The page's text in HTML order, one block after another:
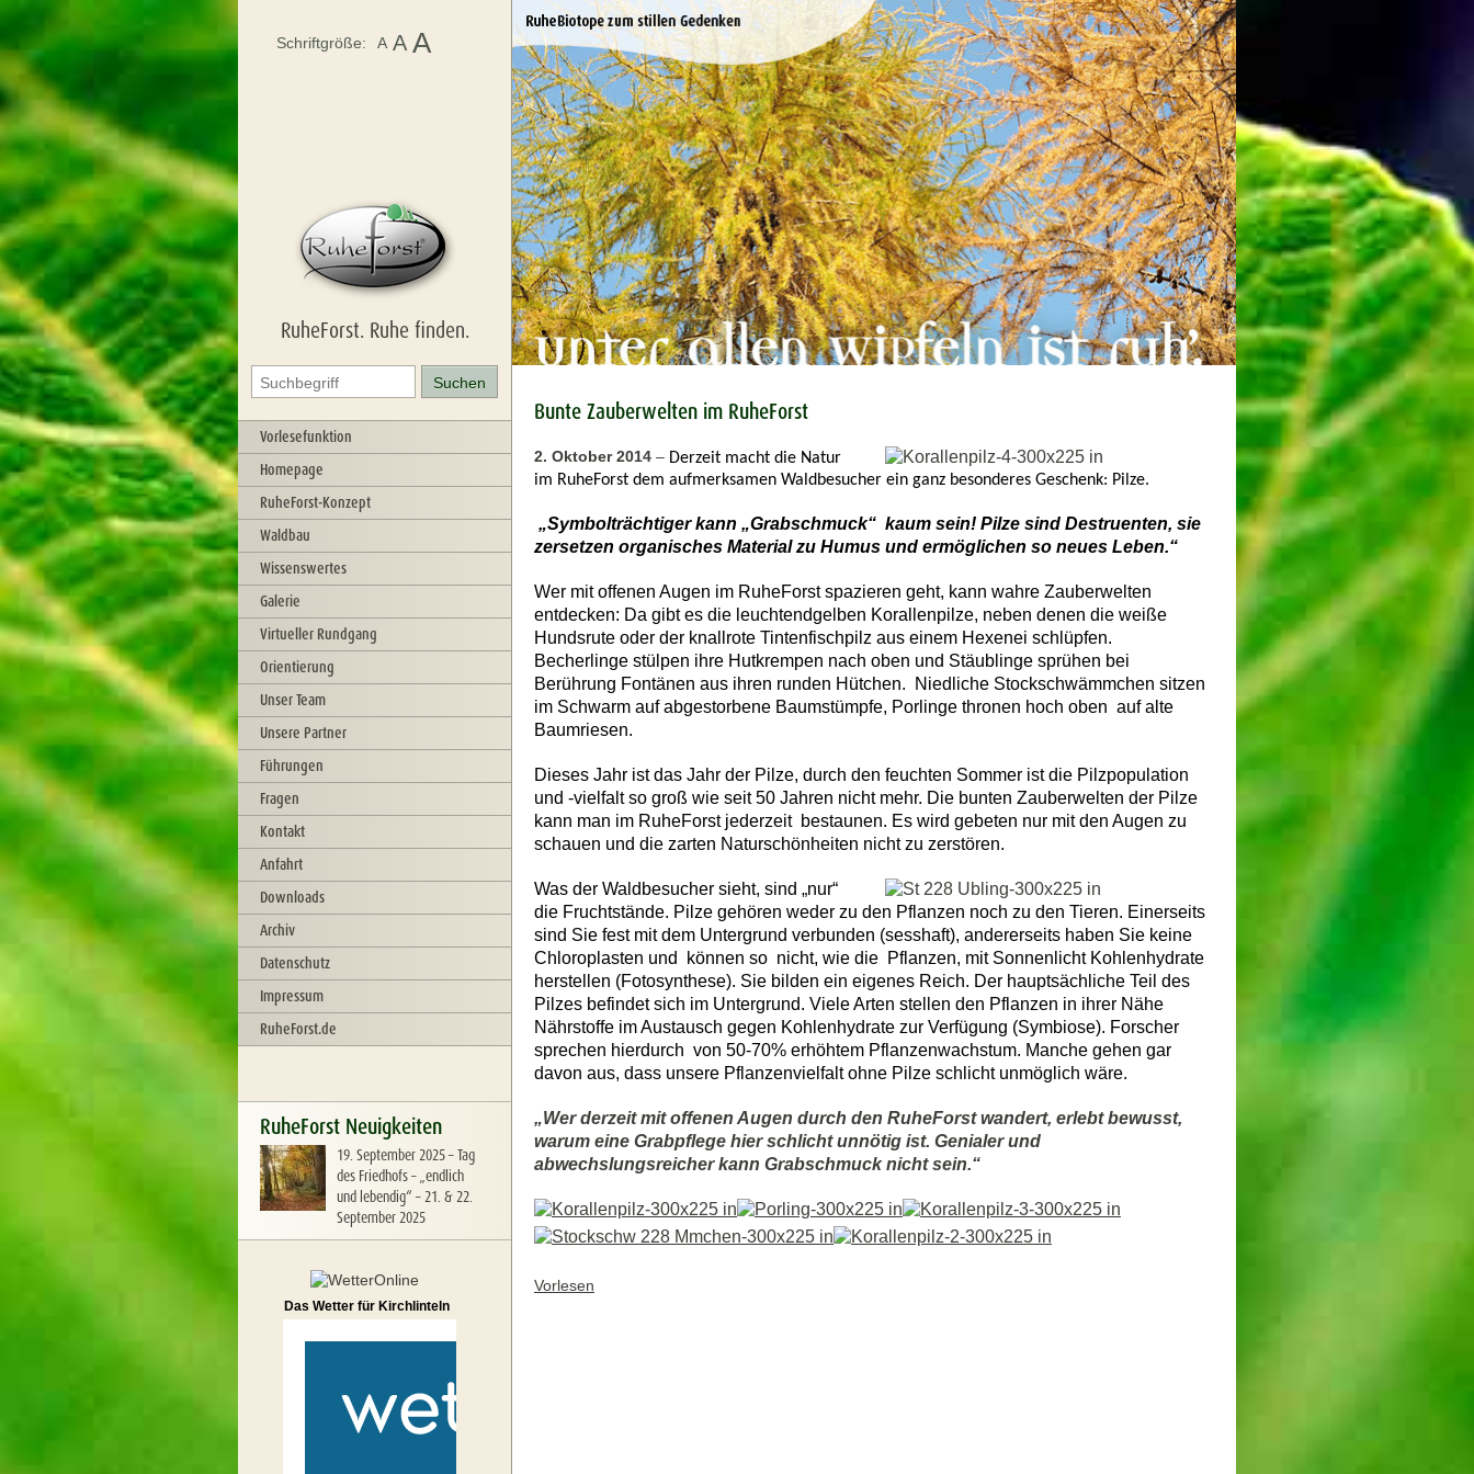
RuheForst. Ruhe finden.
Vorlesefunktion
Homepage
RuheForst-Konzept
Waldbau
Wissenswertes
Galerie
Virtueller Rundgang
Orientierung
Unser Team
Unsere Partner
Führungen
Fragen
Kontakt
Anfahrt
Downloads
Archiv
Datenschutz
Impressum
RuheForst.de
RuheForst Neuigkeiten
19. September 2025–Tag
des Friedhofs – „endlich
und lebendig“ – 21. & 22.
September 2025
Schriftgröße: A A A
Das Wetter für Kirchlinteln
Bunte Zauberwelten im RuheForst
2. Oktober 2014 – Derzeit macht die Natur
im RuheForst dem aufmerksamen Waldbesucher ein ganz besonderes Geschenk: Pilze.
„Symbolträchtiger kann „Grabschmuck“ kaum sein! Pilze sind Destruenten, sie
zersetzen organisches Material zu Humus und ermöglichen so neues Leben.“
Wer mit offenen Augen im RuheForst spazieren geht, kann wahre Zauberwelten
entdecken: Da gibt es die leuchtendgelben Korallenpilze, neben denen die weiße
Hundsrute oder der knallrote Tintenfischpilz aus einem Hexenei schlüpfen.
Becherlinge stülpen ihre Hutkrempen nach oben und Stäublinge sprühen bei
Berührung Fontänen aus ihren runden Hütchen.
Niedliche Stockschwämmchen sitzen
im Schwarm auf abgestorbene Baumstümpfe, Porlinge thronen hoch oben auf alte
Baumriesen.
Dieses Jahr ist das Jahr der Pilze, durch den feuchten Sommer ist die Pilzpopulation
und -vielfalt so groß wie seit 50 Jahren nicht mehr. Die bunten Zauberwelten der Pilze
kann man im RuheForst jederzeit bestaunen. Es wird gebeten nur mit den Augen zu
schauen und die zarten Naturschönheiten nicht zu zerstören.
Was der Waldbesucher sieht, sind „nur“
die Fruchtstände. Pilze gehören weder zu den Pflanzen noch zu den Tieren. Einerseits
sind Sie fest mit dem Untergrund verbunden (sesshaft), andererseits haben Sie keine
Chloroplasten und
können so nicht, wie die Pflanzen, mit Sonnenlicht Kohlenhydrate
herstellen (Fotosynthese). Sie bilden ein eigenes Reich. Der hauptsächliche Teil des
Pilzes befindet sich im Untergrund. Viele Arten stellen den Pflanzen in ihrer Nähe
Nährstoffe im Austausch gegen Kohlenhydrate zur Verfügung (Symbiose). Forscher
sprechen hierdurch von 50-70% erhöhtem Pflanzenwachstum. Manche gehen gar
davon aus, dass unsere Pflanzenvielfalt ohne Pilze schlicht unmöglich wäre.
„Wer derzeit mit offenen Augen durch den RuheForst wandert, erlebt bewusst,
warum eine Grabpflege hier schlicht unnötig ist. Genialer und
abwechslungsreicher kann Grabschmuck nicht sein.“
Vorlesen